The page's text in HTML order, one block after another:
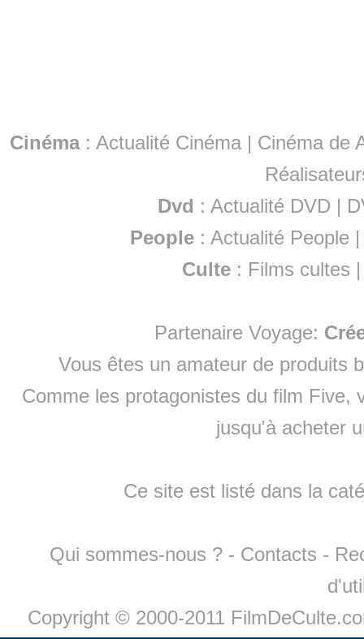
Cinéma: Actualité Cinéma | Cinéma de
Dvd : Actualité DVD |
People :Actualité People
Culte : Films cultes
Partenaire Voyage:
Vous êtes un amateur de produits
Comme les protagonistes du film Five,
jusqu'à acheter
Ce site est listé dans la
Qui sommes-nous ? - Contacts -
Copyright © 2000-2011